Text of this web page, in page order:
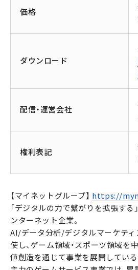
価格
ダウンロード
配信・運営会社
権利表記
【マイネットグループ】 https://
「デジタルの力で繋がりを拡張する
ンターネット企業。
AI/データ分析/デジタルマーケテ
使し、ゲーム領域・スポーツ領域を
値創造を通じて事業を展開している